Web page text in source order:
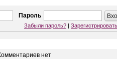
Пароль
Забыли пароль? |
нет